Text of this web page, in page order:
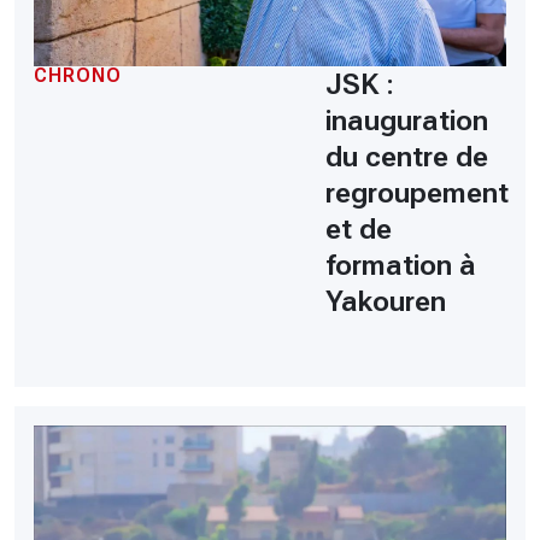
CHRONO
JSK :
inauguration
du centre de
regroupement
et de
formation à
Yakouren